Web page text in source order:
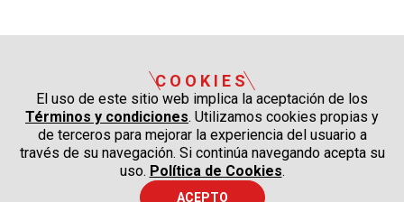
COOKIES
El uso de este sitio web implica la aceptación de los
Términos y condiciones. Utilizamos cookies propias y
de terceros para mejorar la experiencia del usuario a
través de su navegación. Si continúa navegando acepta su
uso. Política de Cookies.
ACEPTO